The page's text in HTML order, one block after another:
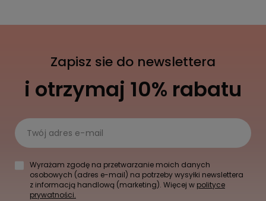
Zapisz sie do newslettera
i otrzymaj 10% rabatu
Twój adres e-mail
Wyrażam zgodę na przetwarzanie moich danych
osobowych (adres e-mail) na potrzeby wysyłki newslettera
z informacją handlową (marketing). Więcej w polityce
prywatności.